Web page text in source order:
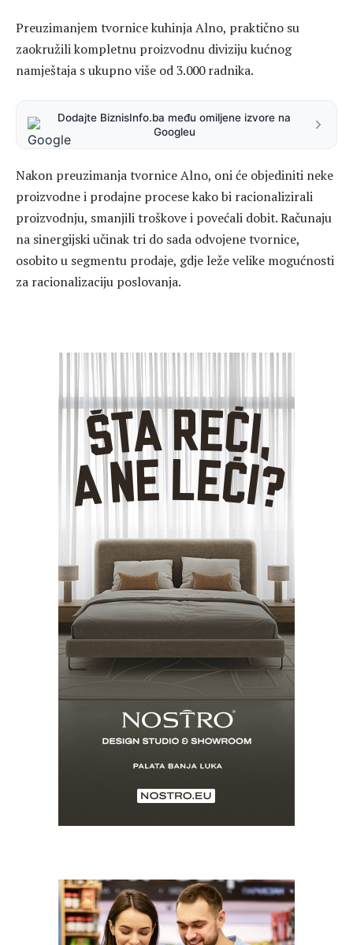
Preuzimanjem tvornice kuhinja Alno, praktično su
zaokružili kompletnu proizvodnu diviziju kućnog
namještaja s ukupno više od 3.000 radnika.
Dodajte BiznisInfo.ba među omiljene izvore na
Googleu
Nakon preuzimanja tvornice Alno, oni će objediniti neke
proizvodne i prodajne procese kako bi racionalizirali
proizvodnju, smanjili troškove i povećali dobit. Računaju
na sinergijski učinak tri do sada odvojene tvornice,
osobito u segmentu prodaje, gdje leže velike mogućnosti
za racionalizaciju poslovanja.